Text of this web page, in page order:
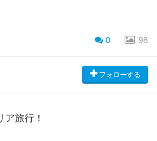
0 98
フォローする
ア旅行！